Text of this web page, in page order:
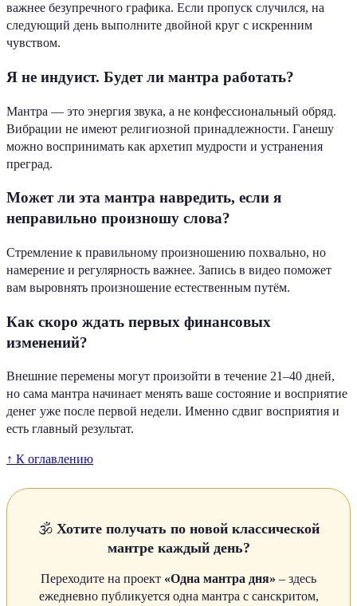
важнее безупречного графика. Если пропуск случился, на
следующий день выполните двойной круг с искренним
чувством.
Я не индуист. Будет ли мантра работать?
Мантра — это энергия звука, а не конфессиональный обряд.
Вибрации не имеют религиозной принадлежности. Ганешу
можно воспринимать как архетип мудрости и устранения
преград.
Может ли эта мантра навредить, если я
неправильно произношу слова?
Стремление к правильному произношению похвально, но
намерение и регулярность важнее. Запись в видео поможет
вам выровнять произношение естественным путём.
Как скоро ждать первых финансовых
изменений?
Внешние перемены могут произойти в течение 21–40 дней,
но сама мантра начинает менять ваше состояние и восприятие
денег уже после первой недели. Именно сдвиг восприятия и
есть главный результат.
↑ К оглавлению
🕉️ Хотите получать по новой классической
мантре каждый день?
Переходите на проект «Одна мантра дня» – здесь
ежедневно публикуется одна мантра с санскритом,